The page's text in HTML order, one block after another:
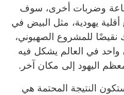
وضربات أخرى، سوف
أقلية يهودية، مثل البيض في
للمشروع الصهيوني،
في العالم يشكل فيه
اليهود إلى مكان آخر.
النتيجة المحتمة هي